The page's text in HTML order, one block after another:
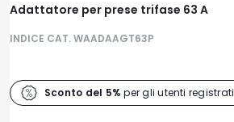
Adattatore per prese trifase 63 A
INDICE CAT. WAADAAGT63P
Sconto del 5% per gli utenti registrati